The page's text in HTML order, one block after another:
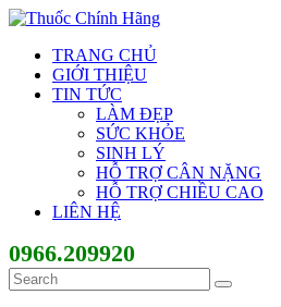
TRANG CHỦ
GIỚI THIỆU
TIN TỨC
LÀM ĐẸP
SỨC KHỎE
SINH LÝ
HỖ TRỢ CÂN NẶNG
HỖ TRỢ CHIỀU CAO
LIÊN HỆ
0966.209920